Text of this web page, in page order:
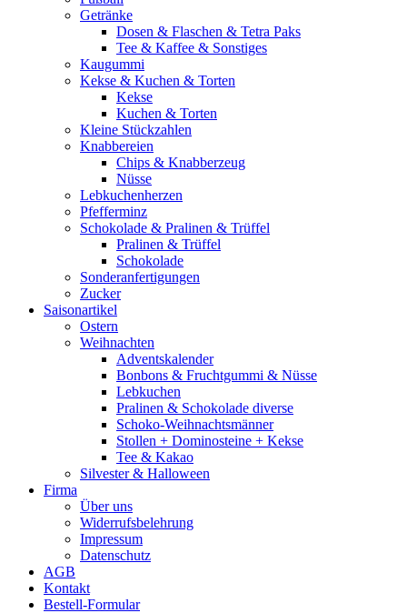
Getränke
Dosen & Flaschen & Tetra Paks
Tee & Kaffee & Sonstiges
Kaugummi
Kekse & Kuchen & Torten
Kekse
Kuchen & Torten
Kleine Stückzahlen
Knabbereien
Chips & Knabberzeug
Nüsse
Lebkuchenherzen
Pfefferminz
Schokolade & Pralinen & Trüffel
Pralinen & Trüffel
Schokolade
Sonderanfertigungen
Zucker
Saisonartikel
Ostern
Weihnachten
Adventskalender
Bonbons & Fruchtgummi & Nüsse
Lebkuchen
Pralinen & Schokolade diverse
Schoko-Weihnachtsmänner
Stollen + Dominosteine + Kekse
Tee & Kakao
Silvester & Halloween
Firma
Über uns
Widerrufsbelehrung
Impressum
Datenschutz
AGB
Kontakt
Bestell-Formular